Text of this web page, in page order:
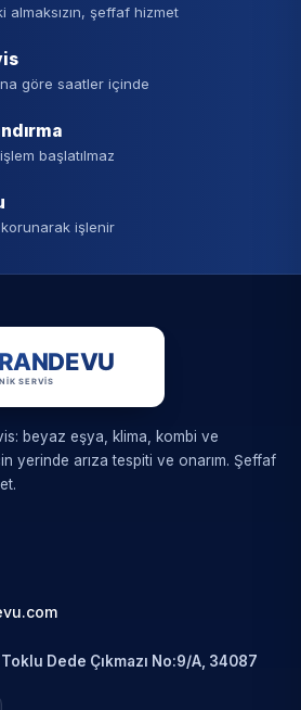
almaksızın, şeffaf hizmet
göre saatler içinde
başlatılmaz
işlenir
beyaz eşya, klima, kombi ve
yerinde arıza tespiti ve onarım. Şeffaf
Dede Çıkmazı No:9/A, 34087